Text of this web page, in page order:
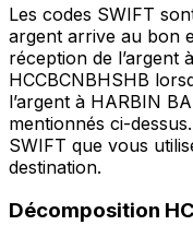
Les codes SWIFT
argent arrive au bon
réception de l’argent
HCCBCNBHSHB
l’argent à HARBIN
mentionnés ci-
SWIFT que vous
destination.
Décomposition